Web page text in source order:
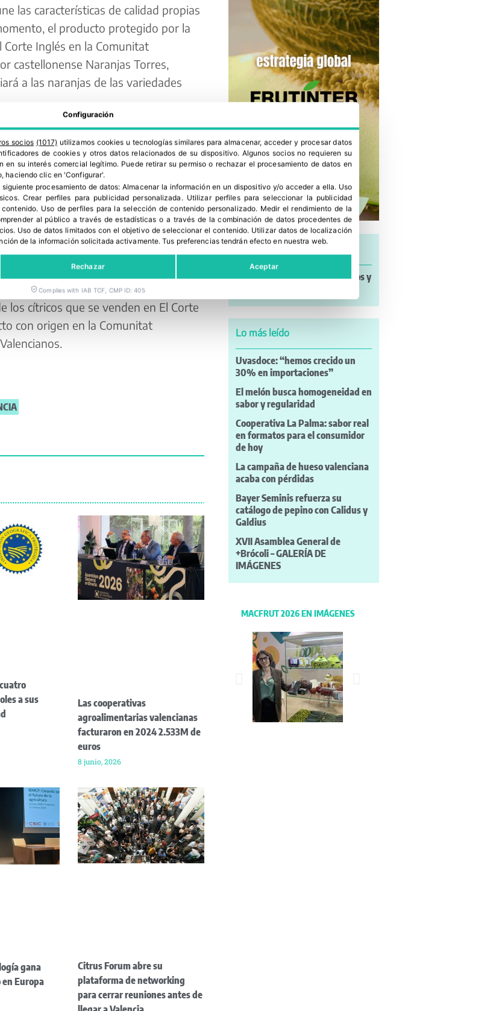
las características de calidad propias
el producto protegido por la
Corte Inglés en la Comunitat
castellonense Naranjas Torres,
a las naranjas de las variedades
tanto con proveedores como
el abastecimiento desde las
Valenciana.
con sede en Almenara, ha
que se ha degustado
de El Corte Inglés Avenida
mayores de la Federación de Fallas
con unos precios justos que
los cítricos que se venden en El Corte
con origen en la Comunitat
a sus
Las cooperativas
agroalimentarias valencianas
facturaron en 2024 2.533M de
euros
8 junio, 2026
gana
Europa
Citrus Forum abre su
plataforma de networking
para cerrar reuniones antes de
Noticias a mi Manera: incendios y
Lo más leído
Uvasdoce: “hemos crecido un
30% en importaciones”
El melón busca homogeneidad en
sabor y regularidad
Cooperativa La Palma: sabor real
en formatos para el consumidor
de hoy
La campaña de hueso valenciana
acaba con pérdidas
Bayer Seminis refuerza su
catálogo de pepino con Calidus y
Galdius
XVII Asamblea General de
+Brócoli – GALERÍA DE
IMÁGENES
MACFRUT 2026 EN IMÁGENES
Configuración
socios (1017) utilizamos cookies u tecnologías similares para almacenar, acceder y procesar datos
de cookies y otros datos relacionados de su dispositivo. Algunos socios no requieren su
en su interés comercial legítimo. Puede retirar su permiso o rechazar el procesamiento de datos en
haciendo clic en 'Configurar'.
procesamiento de datos:Almacenar la información en un dispositivo y/o acceder a ella. Uso
. Crear perfiles para publicidad personalizada . Utilizar perfiles para seleccionar la publicidad
. Uso de perfiles para la selección de contenido personalizado. Medir el rendimiento de la
al público a través de estadísticas o a través de la combinación de datos procedentes de
. Uso de datos limitados con el objetivo de seleccionar el contenido. Utilizar datos de localización
de la información solicitada activamente.Tus preferencias tendrán efecto en nuestra web.
Rechazar Aceptar
Complies with IAB TCF, CMP ID: 405